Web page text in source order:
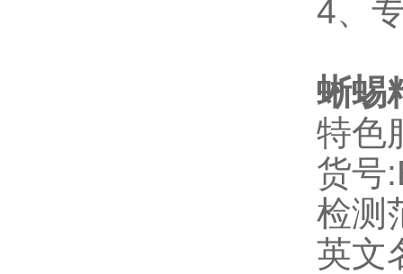
4、
蜥蜴
特色
货号
检测
英文